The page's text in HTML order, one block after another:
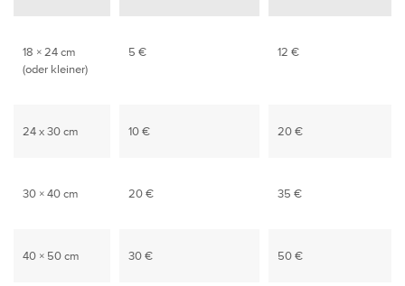
18 × 24 cm
(oder kleiner)
5 € 12 €
24 x 30 cm 10 € 20 €
30 × 40 cm 20 € 35 €
40 × 50 cm 30 € 50 €